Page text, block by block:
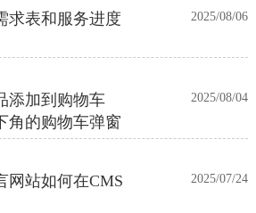
求表和服务进度
2025/08/06
添加到购物车
角的购物车弹窗
2025/08/04
网站如何在CMS
2025/07/24